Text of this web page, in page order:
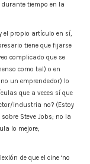
tiempo en la
el propio artículo en sí,
tiene que fijarse
complicado que se
como tal) o en
un emprendedor) lo
que a veces sí que
industria no? (Estoy
Steve Jobs; no la
lo mejore;
de que el cine ‘no